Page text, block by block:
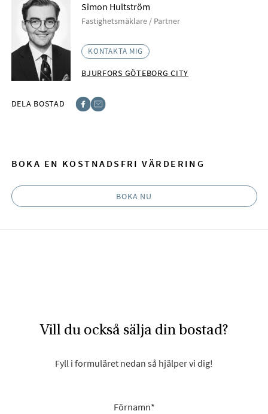
Simon Hultström
Fastighetsmäklare / Partner
KONTAKTA MIG
BJURFORS GÖTEBORG CITY
DELA BOSTAD
BOKA EN KOSTNADSFRI VÄRDERING
BOKA NU
Vill du också sälja din bostad?
Fyll i formuläret nedan så hjälper vi dig!
Förnamn*